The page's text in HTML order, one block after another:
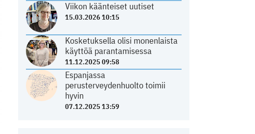
Viikon käänteiset uutiset
15.03.2026 10:15
Kosketuksella olisi monenlaista
käyttöä parantamisessa
11.12.2025 09:58
Espanjassa
perusterveydenhuolto toimii
hyvin
07.12.2025 13:59